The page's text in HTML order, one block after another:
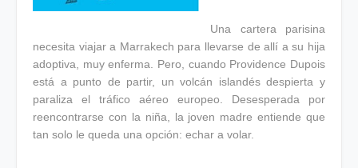
Una cartera parisina
necesita viajar a Marrakech para llevarse de allí a su hija
adoptiva, muy enferma. Pero, cuando Providence Dupois
está a punto de partir, un volcán islandés despierta y
paraliza el tráfico aéreo europeo. Desesperada por
reencontrarse con la niña, la joven madre entiende que
tan solo le queda una opción: echar a volar.